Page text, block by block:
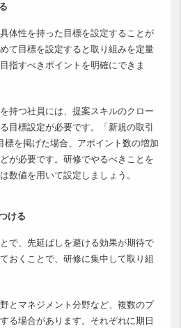
体性を持った目標を設定することが
て目標を設定すると取り組みを定量
指すべきポイントを明確にできま
持つ社員には、提案スキルのクロー
目標設定が必要です。「新規の取引
標を掲げた場合、アポイント数の増加
が必要です。研修でやるべきことを
数値を用いて設定しましょう。
ける
で、先延ばしを避ける効果が期待で
おくことで、研修に集中して取り組
とマネジメント分野など、複数のプ
る場合があります。それぞれに期日